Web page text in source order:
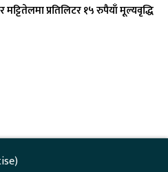
मट्टितेलमा प्रतिलिटर १५ रुपैयाँ मूल्यवृद्धि